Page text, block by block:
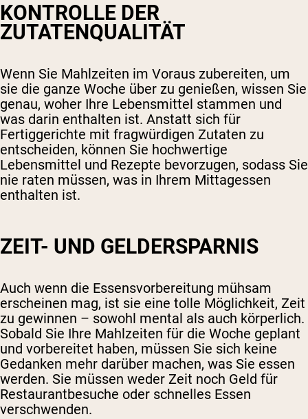
KONTROLLE DER
ZUTATENQUALITÄT
Wenn Sie Mahlzeiten im Voraus zubereiten, um
sie die ganze Woche über zu genießen, wissen Sie
genau, woher Ihre Lebensmittel stammen und
was darin enthalten ist. Anstatt sich für
Fertiggerichte mit fragwürdigen Zutaten zu
entscheiden, können Sie hochwertige
Lebensmittel und Rezepte bevorzugen, sodass Sie
nie raten müssen, was in Ihrem Mittagessen
enthalten ist.
ZEIT- UND GELDERSPARNIS
Auch wenn die Essensvorbereitung mühsam
erscheinen mag, ist sie eine tolle Möglichkeit, Zeit
zu gewinnen – sowohl mental als auch körperlich.
Sobald Sie Ihre Mahlzeiten für die Woche geplant
und vorbereitet haben, müssen Sie sich keine
Gedanken mehr darüber machen, was Sie essen
werden. Sie müssen weder Zeit noch Geld für
Restaurantbesuche oder schnelles Essen
verschwenden.